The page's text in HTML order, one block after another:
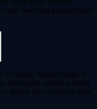
funciones para proteger
ser gratis. Aunque luego se
al comprar, vender o enviar
y abrirse una cuenta no tiene